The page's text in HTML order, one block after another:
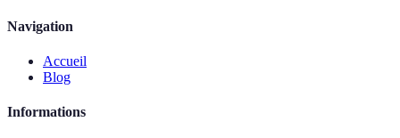
Navigation
Accueil
Blog
Informations